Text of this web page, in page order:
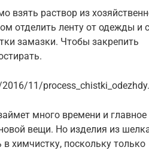
взять раствор из
отделить ленту от одежды и с
замазки. Чтобы закрепить
11/
много времени и главное
вещи. Но изделия из
химчистку, поскольку только